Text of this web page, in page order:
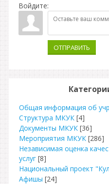
Войдите:
ОТПРАВИТЬ
Общая информация об
Структура МКУК [4]
Документы МКУК [36]
Мероприятия МКУК [286]
Независимая оценка
услуг [8]
Национальный проект
Афишы [24]